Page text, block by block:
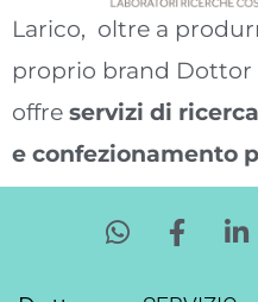
Larico, oltre a
proprio brand Dottor
offre servizi di
e confezionamento
W
h
F
a
i